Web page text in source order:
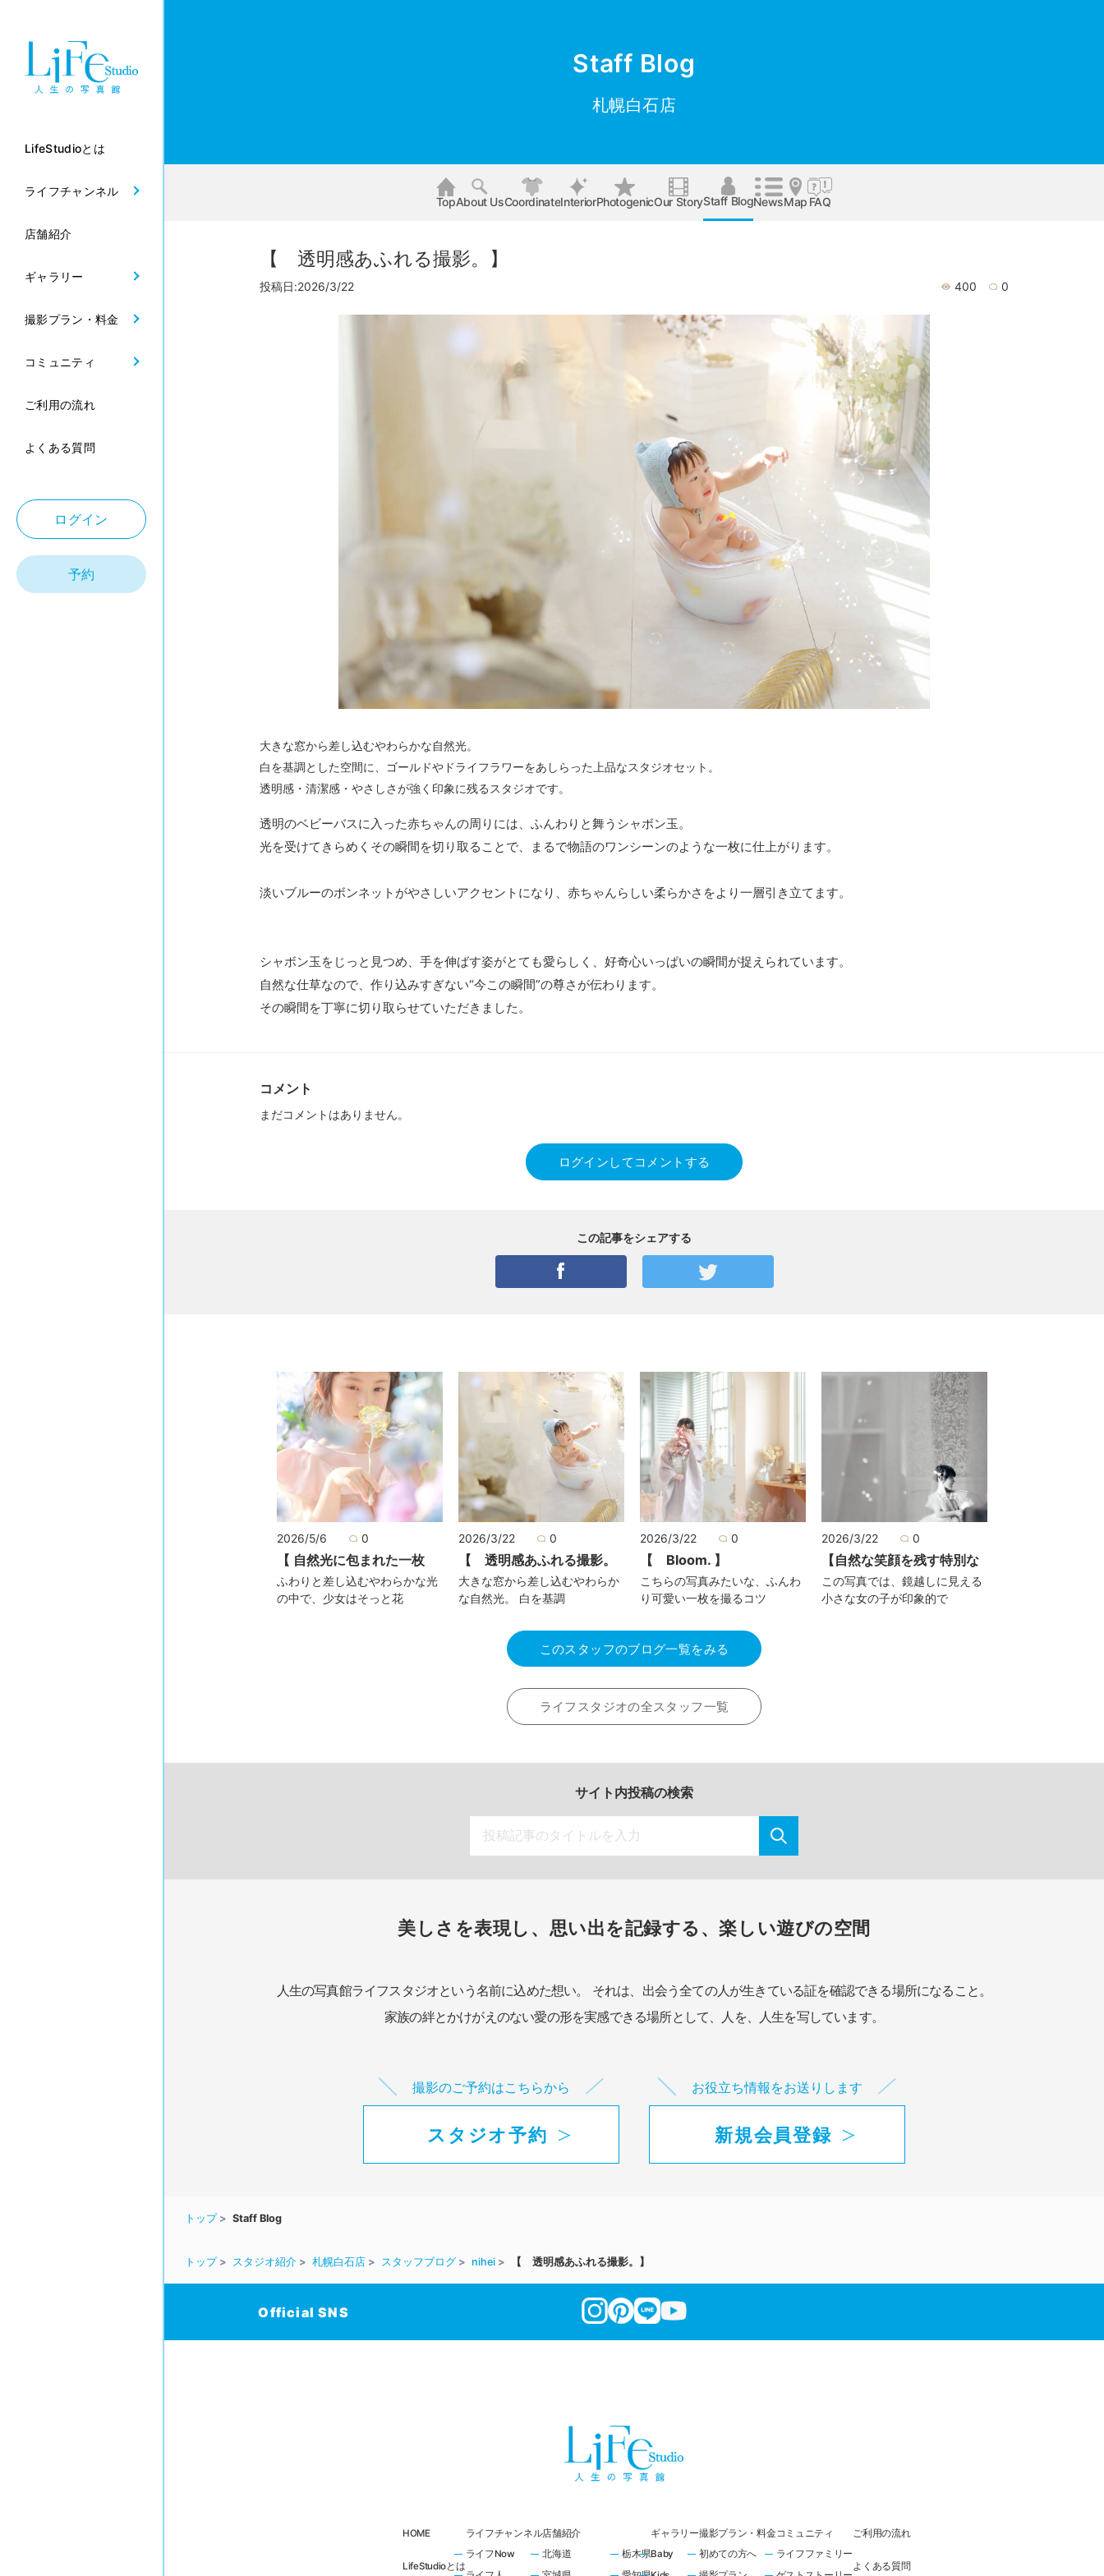
LifeStudioとは
ライフチャンネル
店舗紹介
ギャラリー
撮影プラン・料金
コミュニティ
ご利用の流れ
よくある質問
ログイン
予約
Staff Blog
札幌白石店
TopAbout UsCoordinateInteriorPhotogenicOur StoryStaff BlogNewsMap FAQ
【 透明感あふれる撮影。】
投稿日:2026/3/22 400 0
大きな窓から差し込むやわらかな自然光。
白を基調とした空間に、ゴールドやドライフラワーをあしらった上品なスタジオセット。
透明感・清潔感・やさしさが強く印象に残るスタジオです。
透明のベビーバスに入った赤ちゃんの周りには、ふんわりと舞うシャボン玉。
光を受けてきらめくその瞬間を切り取ることで、まるで物語のワンシーンのような一枚に仕上がります。
淡いブルーのボンネットがやさしいアクセントになり、赤ちゃんらしい柔らかさをより一層引き立てます。
シャボン玉をじっと見つめ、手を伸ばす姿がとても愛らしく、好奇心いっぱいの瞬間が捉えられています。
自然な仕草なので、作り込みすぎない“今この瞬間”の尊さが伝わります。
その瞬間を丁寧に切り取らせていただきました。
コメント
まだコメントはありません。
ログインしてコメントする
この記事をシェアする
2026/5/6 0
【 自然光に包まれた一枚
ふわりと差し込むやわらかな光
の中で、少女はそっと花
2026/3/22 0
【 透明感あふれる撮影。
大きな窓から差し込むやわらか
な自然光。 白を基調
2026/3/22 0
【 Bloom. 】
こちらの写真みたいな、ふんわ
り可愛い一枚を撮るコツ
2026/3/22 0
【自然な笑顔を残す特別な
この写真では、鏡越しに見える
小さな女の子が印象的で
このスタッフのブログ一覧をみる
ライフスタジオの全スタッフ一覧
サイト内投稿の検索
美しさを表現し、思い出を記録する、楽しい遊びの空間
人生の写真館ライフスタジオという名前に込めた想い。
それは、出会う全ての人が生きている証を確認できる場所になること。
家族の絆とかけがえのない愛の形を実感できる場所として、 人を、人生を写しています。
撮影のご予約はこちらから
スタジオ予約
お役立ち情報をお送りします
新規会員登録
トップ Staff Blog
トップ スタジオ紹介 札幌白石店 スタッフブログ nihei 【 透明感あふれる撮影。】
Official SNS
HOME
LifeStudioとは
ライフチャンネル
ライフNow
店舗紹介
北海道
栃木県
ギャラリー
Baby
撮影プラン・料金
初めての方へ
コミュニティ
ライフファミリー
ご利用の流れ
よくある質問